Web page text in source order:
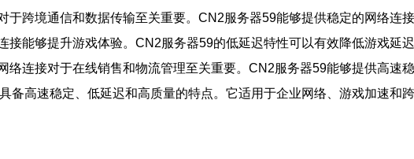
跨境通信和数据传输至关重要。CN2服务器59能够提供稳定的网络连
能够提升游戏体验。CN2服务器59的低延迟特性可以有效降低游戏延
连接对于在线销售和物流管理至关重要。CN2服务器59能够提供高速
备高速稳定、低延迟和高质量的特点。它适用于企业网络、游戏加速和